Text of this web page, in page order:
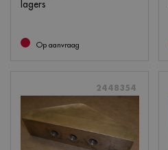
lagers
Op aanvraag
2448354